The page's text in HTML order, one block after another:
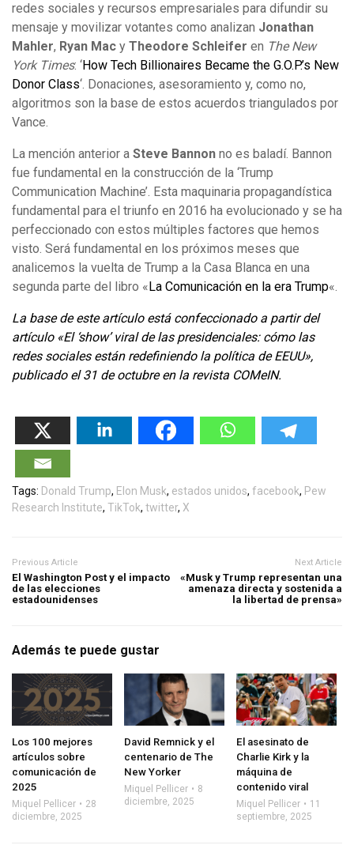
redes sociales y recursos empresariales para difundir su
mensaje y movilizar votantes como analizan Jonathan
Mahler, Ryan Mac y Theodore Schleifer en The New
York Times: ‘How Tech Billionaires Became the G.O.P.’s New
Donor Class‘. Donaciones, asesoramiento y, como no,
algoritmos son la base de estos acuerdos triangulados por
Vance.
La mención anterior a Steve Bannon no es baladí. Bannon
fue fundamental en la construcción de la ‘Trump
Communication Machine’. Esta maquinaria propagandística
fundamental para el triunfo en 2016 ha evolucionado y se ha
perfeccionado con estos múltiples factores que hemos
visto. Será fundamental en los próximos meses que
analicemos la vuelta de Trump a la Casa Blanca en una
segunda parte del libro « La Comunicación en la era Trump«.
La base de este artículo está confeccionado a partir del
artículo «El ‘show’ viral de las presidenciales: cómo las
redes sociales están redefiniendo la política de EEUU»,
publicado el 31 de octubre en la revista COMeIN.
Tags: Donald Trump, Elon Musk, estados unidos, facebook, Pew
Research Institute, TikTok, twitter, X
Previous Article
El Washington Post y el impacto
de las elecciones
estadounidenses
Next Article
«Musk y Trump representan una
amenaza directa y sostenida a
la libertad de prensa»
Además te puede gustar
Los 100 mejores
artículos sobre
comunicación de
2025
Miquel Pellicer
28
diciembre, 2025
David Remnick y el
centenario de The
New Yorker
Miquel Pellicer
8
diciembre, 2025
El asesinato de
Charlie Kirk y la
máquina de
contenido viral
Miquel Pellicer
11
septiembre, 2025